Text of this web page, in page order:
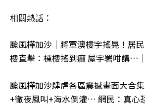
相關熱話：
颱風樺加沙｜將軍澳樓宇搖晃！居
樓直擊：棟樓搖到癲 屋宇署咁講…
颱風樺加沙肆虐各區震撼畫面大合
+徹夜風叫+海水倒灌… 網民：真心